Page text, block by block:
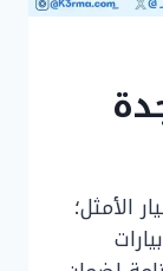
الأمثل؛